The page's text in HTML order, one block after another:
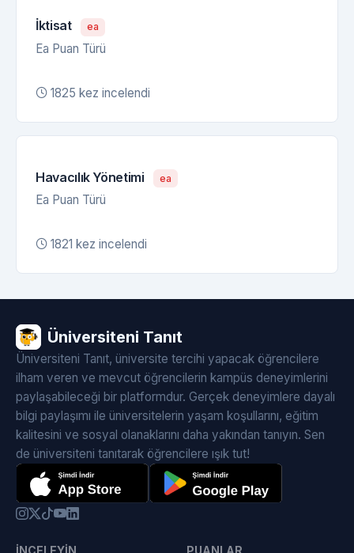
İktisat ea
Ea Puan Türü
1825 kez incelendi
Havacılık Yönetimi ea
Ea Puan Türü
1821 kez incelendi
Üniversiteni Tanıt
Üniversiteni Tanıt, üniversite tercihi yapacak öğrencilere
ilham veren ve mevcut öğrencilerin kampüs deneyimlerini
paylaşabileceği bir platformdur. Gerçek deneyimlere dayalı
bilgi paylaşımı ile üniversitelerin yaşam koşullarını, eğitim
kalitesini ve sosyal olanaklarını daha yakından tanıyın. Sen
de üniversiteni tanıtarak öğrencilere ışık tut!
İNCELEYIN PUANLAR